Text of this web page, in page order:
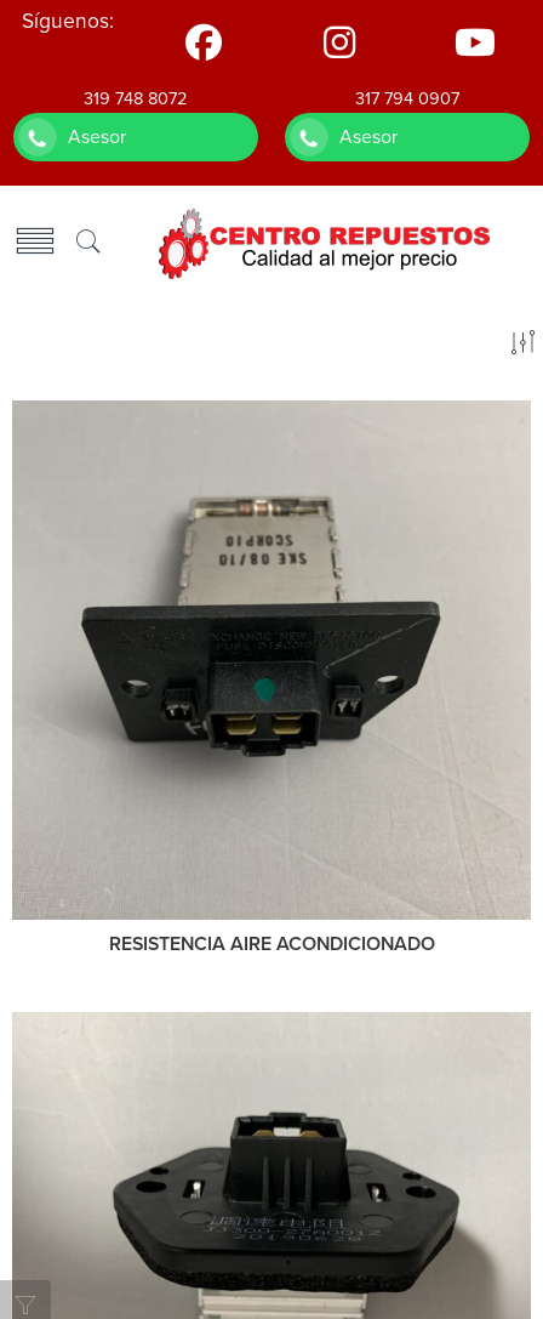
Síguenos:
319 748 8072
Asesor
317 794 0907
Asesor
RESISTENCIA AIRE ACONDICIONADO